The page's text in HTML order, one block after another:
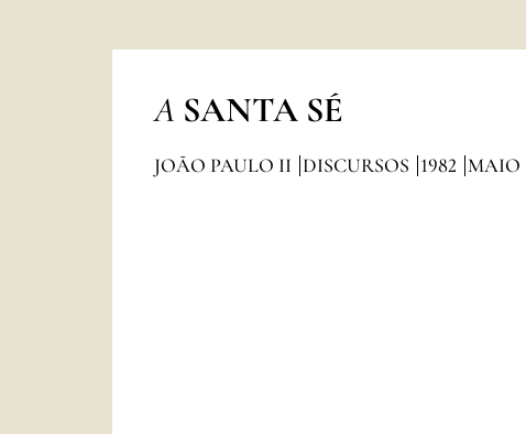
A SANTA SÉ
JOÃO PAULO II DISCURSOS 1982 MAIO